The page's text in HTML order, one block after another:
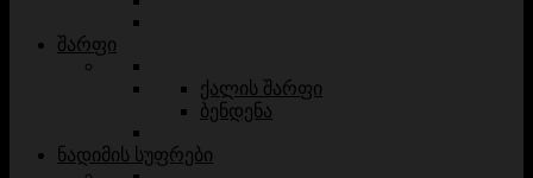
შარფი
ქალის შარფი
ბენდენა
ნადიმის სუფრები